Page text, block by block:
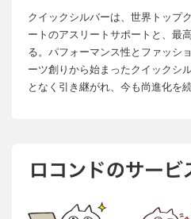
クイックシルバーは、世界トップ
ートのアスリートサポートと、最
る。パフォーマンス性とファッシ
ーツ創りから始まったクイックシ
となく引き継がれ、今も尚進化を